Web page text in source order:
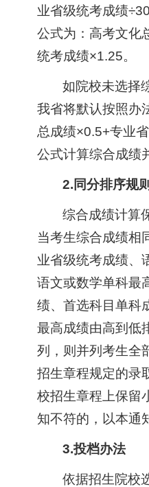
业省级统考成绩
公式为：高考文化
统考成绩×1.25。
如院校未选择
我省将默认按照办
总成绩×0.5+专业
公式计算综合成绩
2.同分排序规则
综合成绩计算
当考生综合成绩相
业省级统考成绩、
语文或数学单科最
绩、首选科目单科
最高成绩由高到低
列，则并列考生全
招生章程规定的录
校招生章程上保留
知不符的，以本通
3.投档办法
依据招生院校